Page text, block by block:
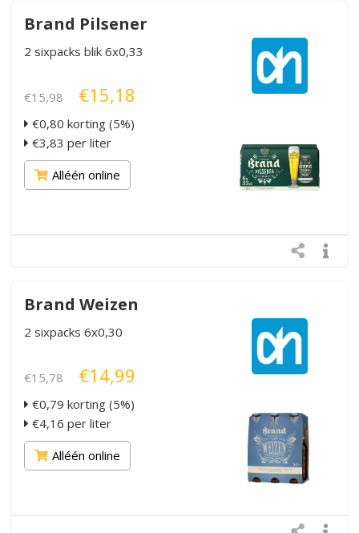
Brand Pilsener
2 sixpacks blik 6x0,33
€15,98 €15,18
€0,80 korting (5%)
€3,83 per liter
Alléén online
Brand Weizen
2 sixpacks 6x0,30
€15,78 €14,99
€0,79 korting (5%)
€4,16 per liter
Alléén online